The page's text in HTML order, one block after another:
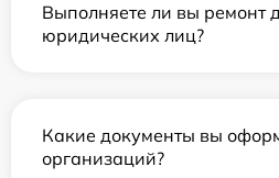
Выполняете ли вы ремонт
юридических лиц?
Какие документы вы
организаций?